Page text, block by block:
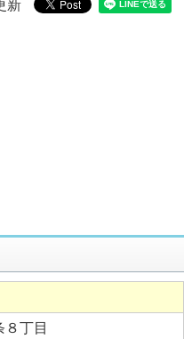
新
丁目